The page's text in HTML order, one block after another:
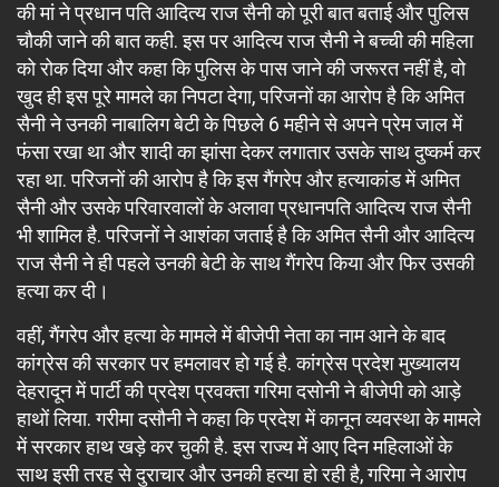
की मां ने प्रधान पति आदित्य राज सैनी को पूरी बात बताई और पुलिस
चौकी जाने की बात कही. इस पर आदित्य राज सैनी ने बच्ची की महिला
को रोक दिया और कहा कि पुलिस के पास जाने की जरूरत नहीं है, वो
खुद ही इस पूरे मामले का निपटा देगा, परिजनों का आरोप है कि अमित
सैनी ने उनकी नाबालिग बेटी के पिछले 6 महीने से अपने प्रेम जाल में
फंसा रखा था और शादी का झांसा देकर लगातार उसके साथ दुष्कर्म कर
रहा था. परिजनों की आरोप है कि इस गैंगरेप और हत्याकांड में अमित
सैनी और उसके परिवारवालों के अलावा प्रधानपति आदित्य राज सैनी
भी शामिल है. परिजनों ने आशंका जताई है कि अमित सैनी और आदित्य
राज सैनी ने ही पहले उनकी बेटी के साथ गैंगरेप किया और फिर उसकी
हत्या कर दी।
वहीं, गैंगरेप और हत्या के मामले में बीजेपी नेता का नाम आने के बाद
कांग्रेस की सरकार पर हमलावर हो गई है. कांग्रेस प्रदेश मुख्यालय
देहरादून में पार्टी की प्रदेश प्रवक्ता गरिमा दसोनी ने बीजेपी को आड़े
हाथों लिया. गरीमा दसौनी ने कहा कि प्रदेश में कानून व्यवस्था के मामले
में सरकार हाथ खड़े कर चुकी है. इस राज्य में आए दिन महिलाओं के
साथ इसी तरह से दुराचार और उनकी हत्या हो रही है, गरिमा ने आरोप